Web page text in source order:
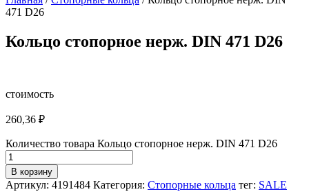
471 D26
Кольцо стопорное нерж. DIN 471 D26
стоимость
260,36 ₽
Количество товара Кольцо стопорное нерж. DIN 471 D26
В корзину
Артикул: 4191484 Категория: Стопорные кольца тег: SALE